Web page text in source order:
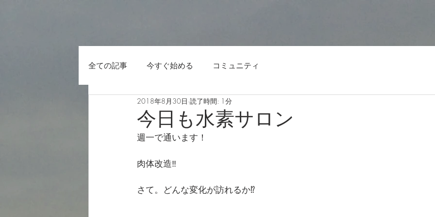
全ての記事 今すぐ始める コミュニティ
今日も水素サロン
2018年8月30日 読了時間: 1分
週一で通います！
肉体改造‼️
さて。どんな変化が訪れるか⁉️